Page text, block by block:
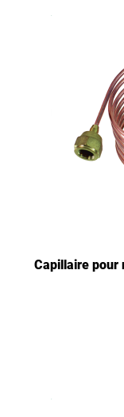
Capillaire pour